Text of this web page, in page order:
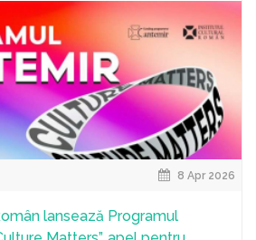
8 Apr 2026
lansează Programul